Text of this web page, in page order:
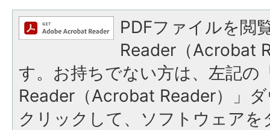
PDFファイルを閲
Reader（Acrobat
す。お持ちでない方は、左記の
Reader（Acrobat Reader）」
クリックして、ソフトウェア